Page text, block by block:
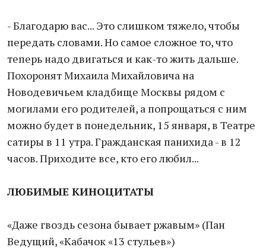
- Благодарю вас... Это слишком тяжело, чтобы
передать словами. Но самое сложное то, что
теперь надо двигаться и как-то жить дальше.
Похоронят Михаила Михайловича на
Новодевичьем кладбище Москвы рядом с
могилами его родителей, а попрощаться с ним
можно будет в понедельник, 15 января, в Театре
сатиры в 11 утра. Гражданская панихида - в 12
часов. Приходите все, кто его любил...
ЛЮБИМЫЕ КИНОЦИТАТЫ
«Даже гвоздь сезона бывает ржавым» (Пан
Ведущий, «Кабачок «13 стульев»)